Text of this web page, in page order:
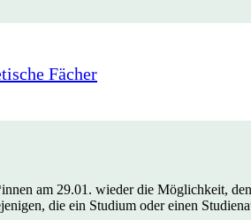
Fächer
2026
am 29.01. wieder die Möglichkeit,
die ein Studium oder einen